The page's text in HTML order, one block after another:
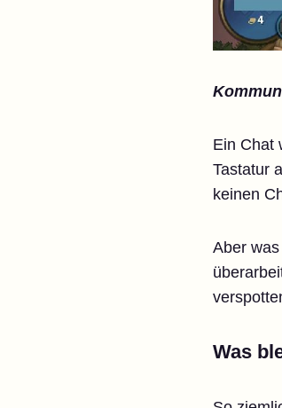
Ein Chat
Tastatur
keinen
Aber
Was